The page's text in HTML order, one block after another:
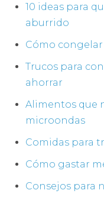
10 ideas para
aburrido
Cómo
Trucos para
ahorrar
Alimentos que
microondas
Comidas para
Cómo gastar
Consejos para